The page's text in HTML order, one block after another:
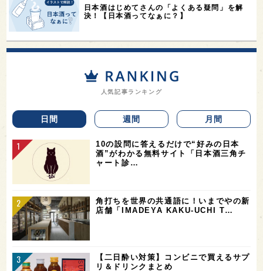
日本酒はじめてさんの「よくある疑問」を解
決！【日本酒ってなぁに？】
人気記事ランキング
日間 週間 月間
10の設問に答えるだけで“好みの日本
酒”がわかる無料サイト「日本酒三角チ
ャート診…
角打ちを世界の共通語に！いまでやの新
店舗「IMADEYA KAKU-UCHI T…
【二日酔い対策】コンビニで買えるサプ
リ＆ドリンクまとめ